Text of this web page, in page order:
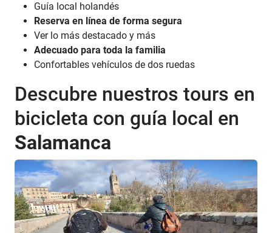
Guía local holandés
Reserva en línea de forma segura
Ver lo más destacado y más
Adecuado para toda la familia
Confortables vehículos de dos ruedas
Descubre nuestros tours en
bicicleta con guía local en
Salamanca